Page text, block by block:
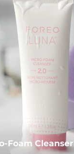
Foam
4 mini
young skin, T-zone
4 go
travel or gym bag
护肤
cleansers &
部提拉护理
anti-aging
设备
premium facelift
3 mini
light therapy
3 go
red light
&
4 smile
silicone sonic
4 baby
ages 0-3
Teeth
LED + sonic
101
anti-aging
102
clinical anti-
103
clinical anti-
LED治
201
mask
202
mask
211
aging neck &
301
hair
Scalp
recovery
肌肤年
NEW
501
Spectrum Red
502
Spectrum Red